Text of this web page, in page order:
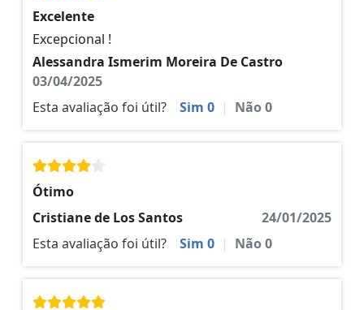
Excelente
Excepcional !
Alessandra Ismerim Moreira De Castro
03/04/2025
Esta avaliação foi útil?
Sim 0 | Não0
Ótimo
Cristiane de Los Santos
24/01/2025
Esta avaliação foi útil?
Sim 0 | Não0